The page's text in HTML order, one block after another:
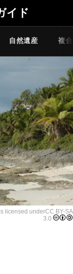
イド
自然遺産 複
licensed underCC BY-SA
3.0